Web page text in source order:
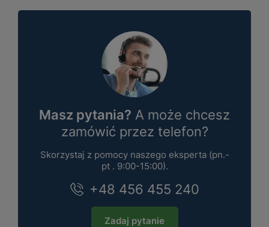
Masz pytania? A może chcesz
zamówić przez telefon?
Skorzystaj z pomocy naszego eksperta (pn.-
pt . 9:00-15:00).
+48 456 455 240
Zadaj pytanie